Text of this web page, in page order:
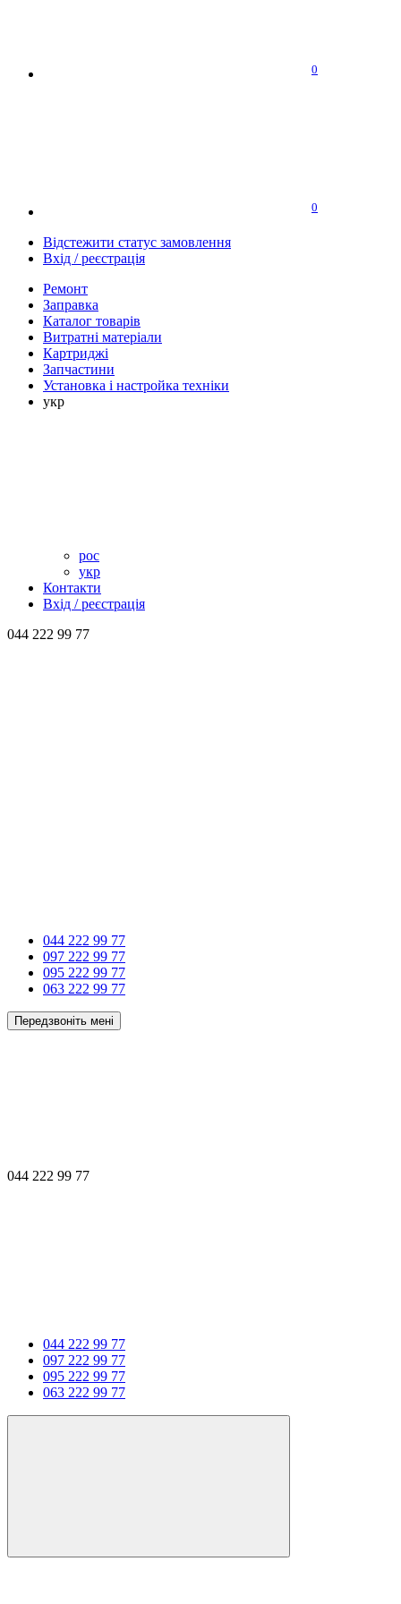
0
0
Відстежити статус замовлення
Вхід / реєстрація
Ремонт
Заправка
Каталог товарів
Витратні матеріали
Картриджі
Запчастини
Установка і настройка техніки
укр
рос
укр
Контакти
Вхід / реєстрація
044 222 99 77
044 222 99 77
097 222 99 77
095 222 99 77
063 222 99 77
Передзвоніть мені
044 222 99 77
044 222 99 77
097 222 99 77
095 222 99 77
063 222 99 77